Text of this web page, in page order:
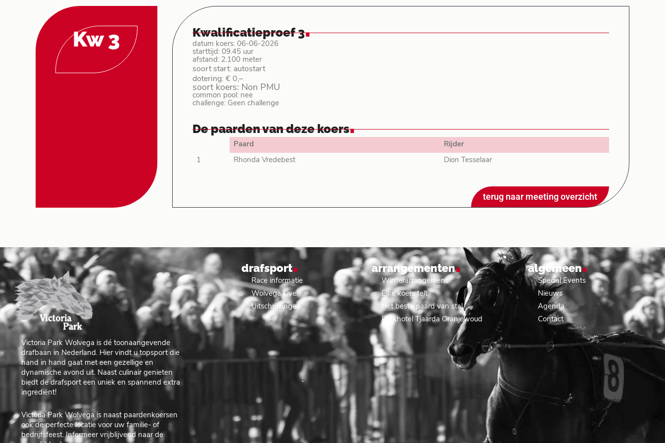
Kw 3 Kwalificatieproef 3.
datum koers: 06-06-2026
starttijd: 09.45 uur
afstand: 2.100 meter
soort start: autostart
dotering: € 0,–
soort koers: Non PMU
common pool: nee
challenge: Geen challenge
De paarden van deze koers.
Paard Rijder
1 Rhonda Vredebest Dion Tesselaar
terug naar meeting overzicht
Victoria Park Wolvega is dé toonaangevende
drafbaan in Nederland. Hier vindt u topsport die
hand in hand gaat met een gezellige en
dynamische avond uit. Naast culinair genieten
biedt de drafsport een uniek en spannend extra
ingrediënt!
Victoria Park Wolvega is naast paardenkoersen
ook de perfecte locatie voor uw familie- of
bedrijfsfeest. Informeer vrijblijvend naar de
drafsport.
Race informatie
Wolvega Live!
Uitschrijvingen
arrangementen.
Winterarrangement
Elke koers telt
Het beste paard van stal
Parkhotel Tjaarda Oranjewoud
algemeen.
Special Events
Nieuws
Agenda
Contact